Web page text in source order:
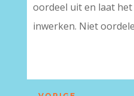
oordeel uit en laat
inwerken. Niet